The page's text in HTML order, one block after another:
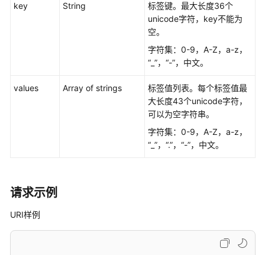
和
规
key String
标签键。最大长度36个
unicode字符，key不能为
空。
字符集：0-9，A-Z，a-z，
“_”，“-”，中文。
values Array of strings
标签值列表。每个标签值最
大长度43个unicode字符，
可以为空字符串。
字符集：0-9，A-Z，a-z，
“_”，“.”，“-”，中文。
请求示例
URI样例